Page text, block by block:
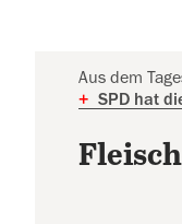
Aus dem
+ SPD hat